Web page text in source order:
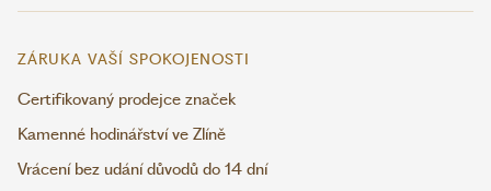
ZÁRUKA VAŠÍ SPOKOJENOSTI
Certifikovaný prodejce značek
Kamenné hodinářství ve Zlíně
Vrácení bez udání důvodů do 14 dní